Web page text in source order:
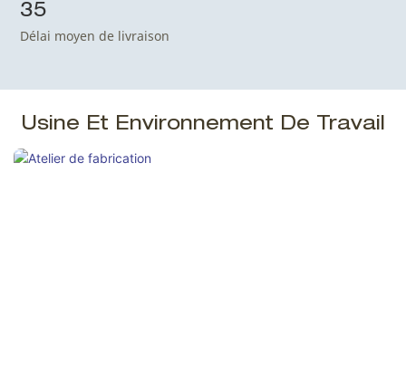
35
Délai moyen de livraison
Usine Et Environnement De Travail